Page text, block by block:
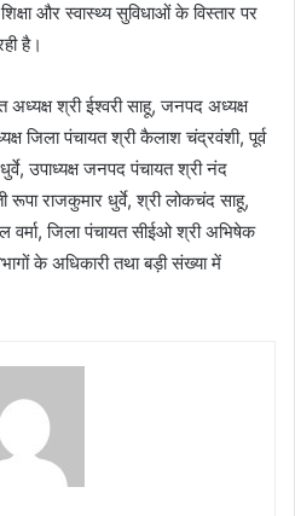
और स्वास्थ्य सुविधाओं के विस्तार पर
है।
अध्यक्ष श्री ईश्वरी साहू, जनपद अध्यक्ष
जिला पंचायत श्री कैलाश चंद्रवंशी, पूर्व
उपाध्यक्ष जनपद पंचायत श्री नंद
रूपा राजकुमार धुर्वे, श्री लोकचंद साहू,
वर्मा, जिला पंचायत सीईओ श्री अभिषेक
के अधिकारी तथा बड़ी संख्या में